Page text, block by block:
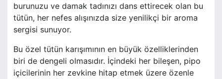
burunuzu ve damak tadınızı dans ettirecek olan bu
tütün, her nefes alışınızda size yenilikçi bir aroma
sergisi sunuyor.
Bu özel tütün karışımının en büyük özelliklerinden
biri de dengeli olmasıdır. İçindeki her bileşen, pipo
içicilerinin her zevkine hitap etmek üzere özenle